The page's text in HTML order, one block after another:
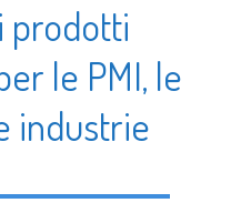
prodotti
le PMI, le
industrie